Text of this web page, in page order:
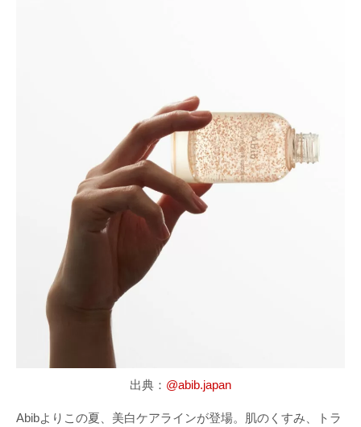
出典： @abib.japan
Abibよりこの夏、美白ケアラインが登場。肌のくすみ、トラ